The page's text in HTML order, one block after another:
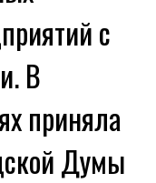
с
В
приняла
Думы